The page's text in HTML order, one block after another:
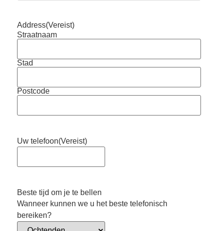
Address(Vereist)
Straatnaam
Stad
Postcode
Uw telefoon(Vereist)
Beste tijd om je te bellen
Wanneer kunnen we u het beste telefonisch
bereiken?